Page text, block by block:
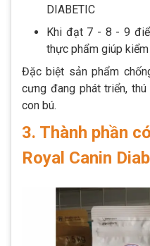
DIABETIC
Khi đạt 7 - 8 - 9
thực phẩm giúp
Đặc biệt sản phẩm
cưng đang phát triển,
con bú.
3. Thành phần
Royal Canin